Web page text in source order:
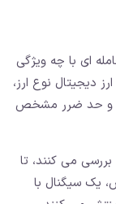
ای با چه ویژگی
دیجیتال نوع ارز،
و حد ضرر مشخص
بررسی می کنند، تا
یک سیگنال با